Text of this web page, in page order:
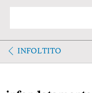
INFOLTITO